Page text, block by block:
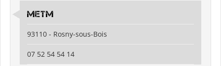
metm
93110 - Rosny-sous-Bois
07 52 54 54 14